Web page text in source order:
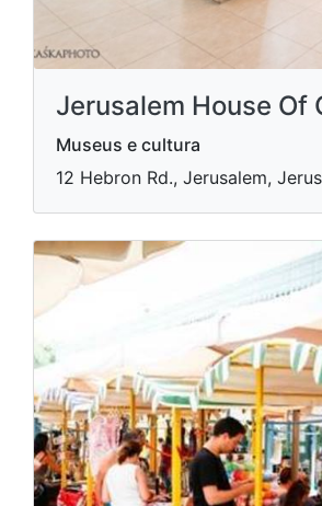
Jerusalem House Of
Museus e cultura
12 Hebron Rd., Jerusalem,